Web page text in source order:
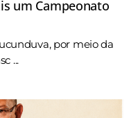
um Campeonato
por meio da
...